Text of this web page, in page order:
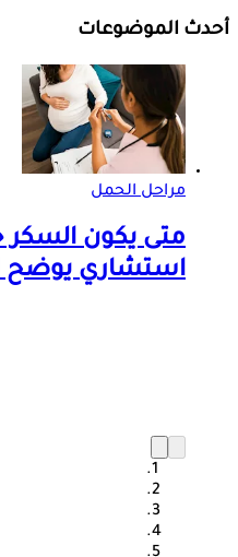
أحدث الموضوعات
مراحل الحمل
متى يكون السكر
استشاري يوضح